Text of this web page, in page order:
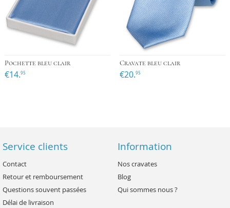
Pochette bleu clair
€14.95
Cravate bleu clair
€20.95
Service clients
Contact
Retour et remboursement
Questions souvent passées
Délai de livraison
Information
Nos cravates
Blog
Qui sommes nous ?